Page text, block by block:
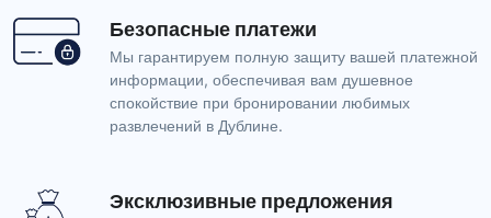
Безопасные платежи
Мы гарантируем полную защиту вашей платежной
информации, обеспечивая вам душевное
спокойствие при бронировании любимых
развлечений в Дублине.
Эксклюзивные предложения